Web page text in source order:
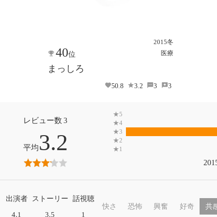
2015冬
医療
40位
まっしろ
50.8 3.2 3 3
3
3.2
出演者
4.1
ストーリー
3.5
話視聴
1
快さ 恐怖 興奮 好奇 共